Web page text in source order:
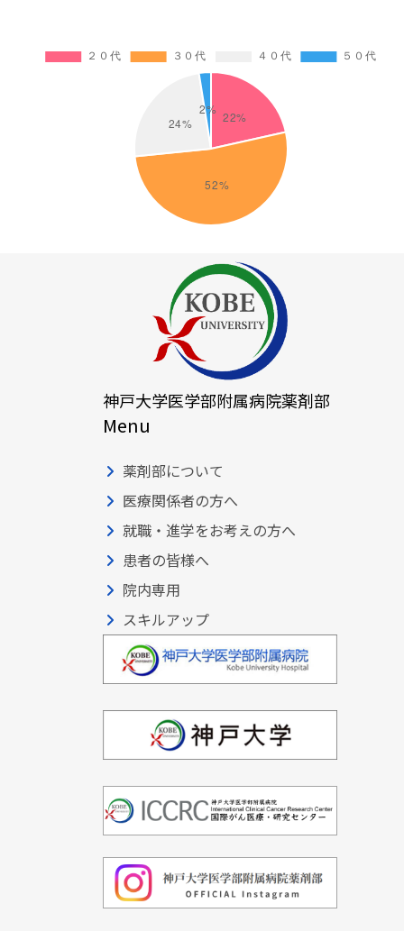
神戸大学医学部附属病院薬剤部
Menu
薬剤部について
医療関係者の方へ
就職・進学をお考えの方へ
患者の皆様へ
院内専用
スキルアップ